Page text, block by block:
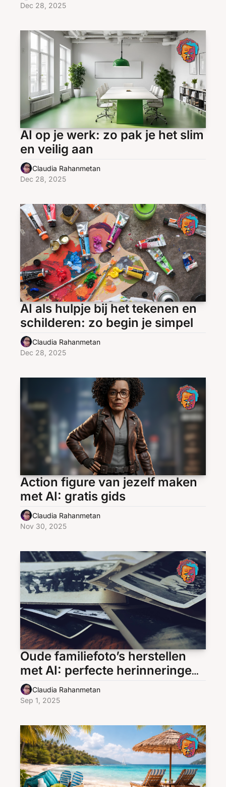
Dec 28, 2025
AI op je werk: zo pak je het slim
en veilig aan
Claudia Rahanmetan
Dec 28, 2025
AI als hulpje bij het tekenen en
schilderen: zo begin je simpel
Claudia Rahanmetan
Dec 28, 2025
Action figure van jezelf maken
met AI: gratis gids
Claudia Rahanmetan
Nov 30, 2025
Oude familiefoto’s herstellen
met AI: perfecte herinneringen
in 30 seconden
Claudia Rahanmetan
Sep 1, 2025